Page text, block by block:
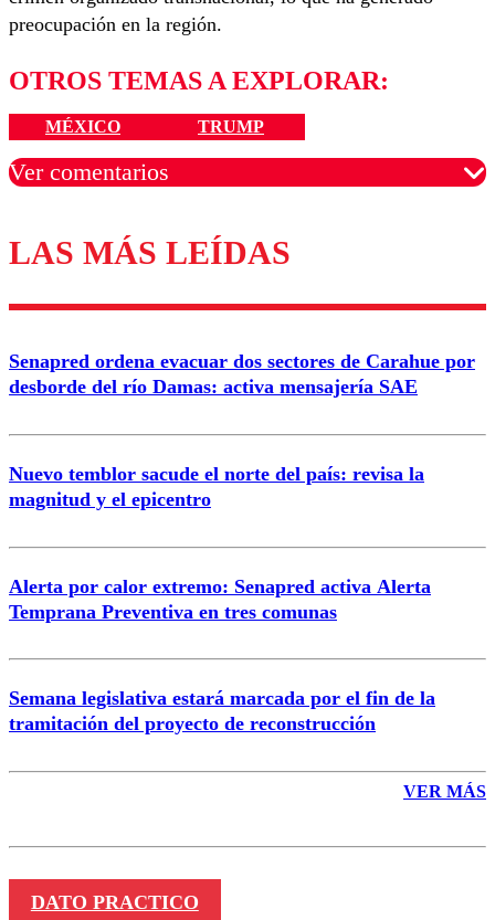
preocupación en la región.
OTROS TEMAS A EXPLORAR:
MÉXICO TRUMP
Ver comentarios
Los comentarios son moderados para garantizar un
diálogo respetuoso.
Correo
LAS MÁS LEÍDAS
Senapred ordena evacuar dos sectores de Carahue por
desborde del río Damas: activa mensajería SAE
Nuevo temblor sacude el norte del país: revisa la
magnitud y el epicentro
Alerta por calor extremo: Senapred activa Alerta
Temprana Preventiva en tres comunas
Semana legislativa estará marcada por el fin de la
tramitación del proyecto de reconstrucción
VER MÁS
DATO PRACTICO